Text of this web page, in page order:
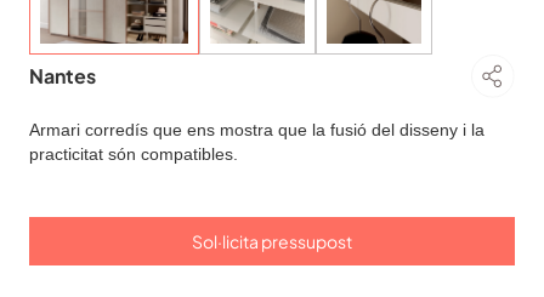
Nantes
Armari corredís que ens mostra que la fusió del disseny i la
practicitat són compatibles.
Sol·licita pressupost